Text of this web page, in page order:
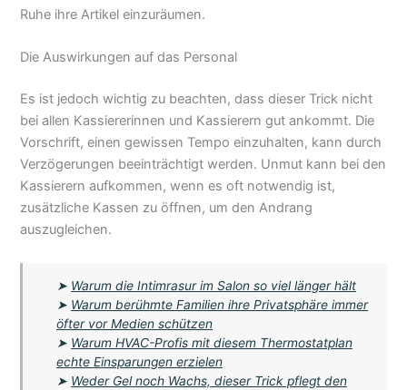
Ruhe ihre Artikel einzuräumen.
Die Auswirkungen auf das Personal
Es ist jedoch wichtig zu beachten, dass dieser Trick nicht
bei allen Kassiererinnen und Kassierern gut ankommt. Die
Vorschrift, einen gewissen Tempo einzuhalten, kann durch
Verzögerungen beeinträchtigt werden. Unmut kann bei den
Kassierern aufkommen, wenn es oft notwendig ist,
zusätzliche Kassen zu öffnen, um den Andrang
auszugleichen.
➤ Warum die Intimrasur im Salon so viel länger hält
➤ Warum berühmte Familien ihre Privatsphäre immer
öfter vor Medien schützen
➤ Warum HVAC-Profis mit diesem Thermostatplan
echte Einsparungen erzielen
➤ Weder Gel noch Wachs, dieser Trick pflegt den